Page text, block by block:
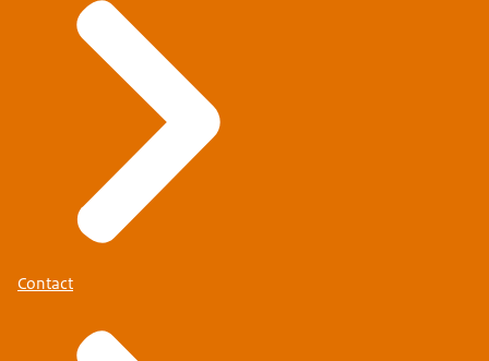
Contact